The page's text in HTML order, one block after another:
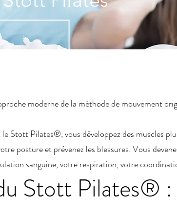
moderne de la méthode de mouvement
Stott Pilates®, vous développez des muscles
posture et prévenez les blessures. Vous
sanguine, votre respiration, votre
Stott Pilates® :